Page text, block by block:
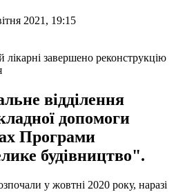
2021, 19:15
відділення
допомоги
Програми
будівництво".
у жовтні 2020 року, наразі